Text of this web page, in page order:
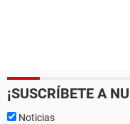
¡SUSCRÍBETE A
Noticias